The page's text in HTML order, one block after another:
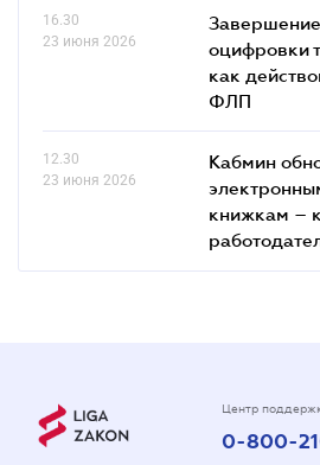
16.30
23 июня 2026
Завершение
оцифровки
как
ФЛП
12.30
23 июня 2026
Кабмин
книжкам –
Центр
0-800-